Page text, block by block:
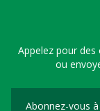
Appelez pour des
ou
Abonnez-vous